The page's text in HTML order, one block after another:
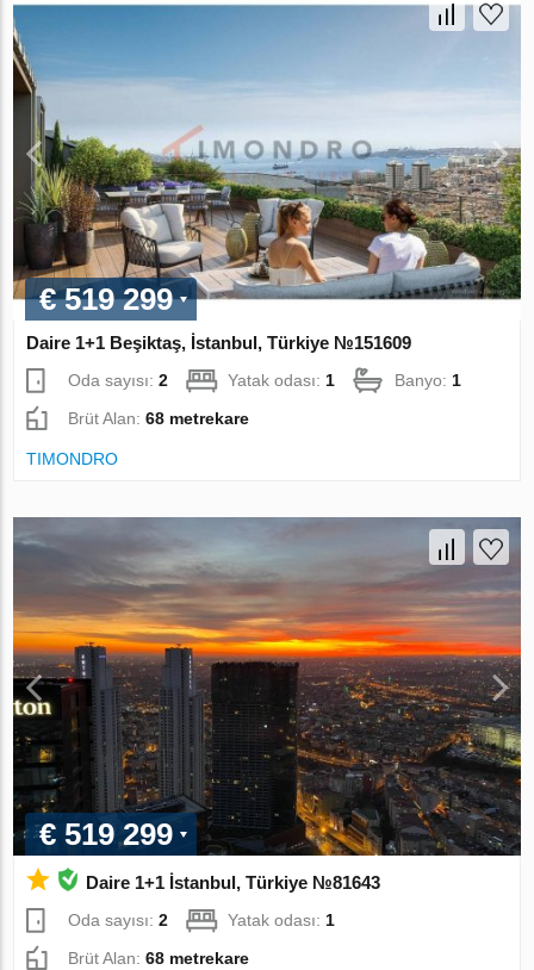
€ 519 299
Daire 1+1 Beşiktaş, İstanbul, Türkiye №151609
Oda sayısı:2 Yatak odası:1 Banyo:1
Brüt Alan:68 metrekare
TIMONDRO
€ 519 299
Daire 1+1 İstanbul, Türkiye №81643
Oda sayısı:2 Yatak odası: 1
Brüt Alan:68 metrekare